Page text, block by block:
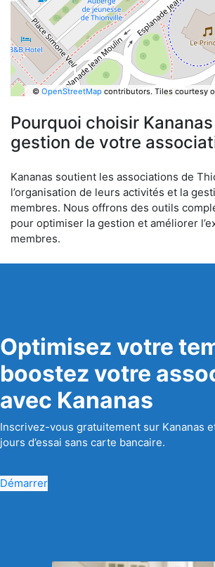
© OpenStreetMapcontributors. Tiles courtesy
Pourquoi choisir
gestion de votre
Kananas soutient les associations de
l’organisation de leurs activités et la
membres. Nous offrons des outils
pour optimiser la gestion et améliorer
membres.
Optimisez votre
boostez votre
avec Kananas
Inscrivez-vous gratuitement sur Kananas
jours d’essai sans carte bancaire.
Démarrer